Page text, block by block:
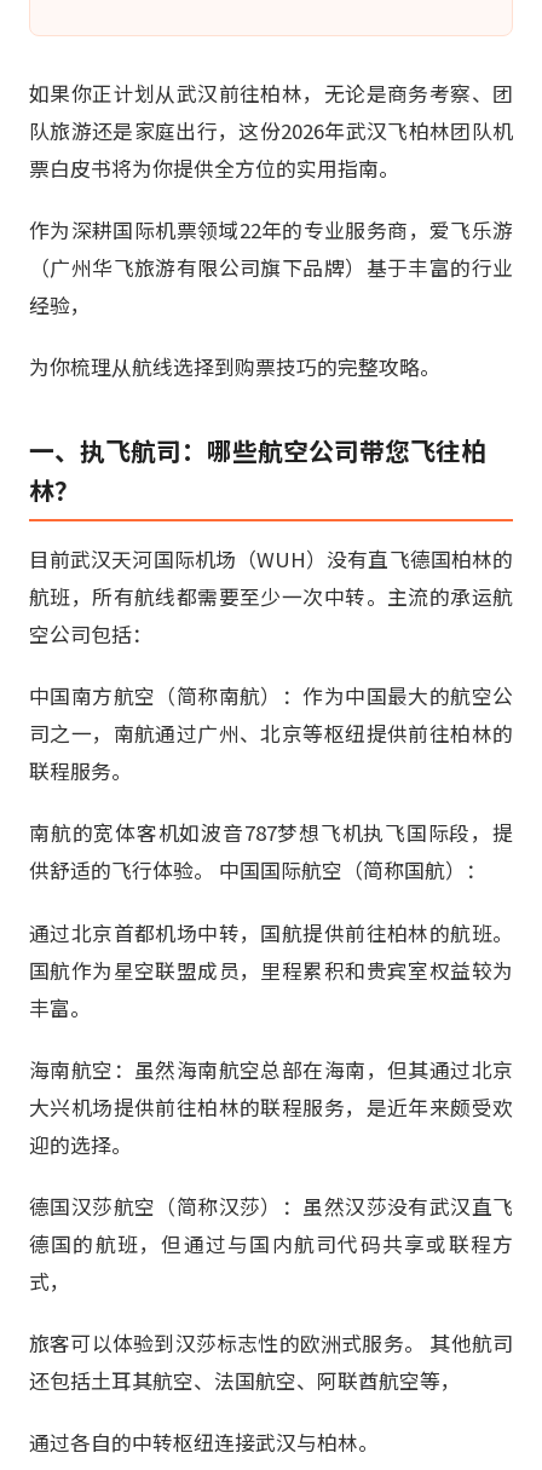
如果你正计划从武汉前往柏林，无论是商务考察、团
队旅游还是家庭出行，这份2026年武汉飞柏林团队机
票白皮书将为你提供全方位的实用指南。
作为深耕国际机票领域22年的专业服务商，爱飞乐游
（广州华飞旅游有限公司旗下品牌）基于丰富的行业
经验，
为你梳理从航线选择到购票技巧的完整攻略。
一、执飞航司：哪些航空公司带您飞往柏
林？
目前武汉天河国际机场（WUH）没有直飞德国柏林的
航班，所有航线都需要至少一次中转。主流的承运航
空公司包括：
中国南方航空（简称南航）：作为中国最大的航空公
司之一，南航通过广州、北京等枢纽提供前往柏林的
联程服务。
南航的宽体客机如波音787梦想飞机执飞国际段，提
供舒适的飞行体验。 中国国际航空（简称国航）：
通过北京首都机场中转，国航提供前往柏林的航班。
国航作为星空联盟成员，里程累积和贵宾室权益较为
丰富。
海南航空：虽然海南航空总部在海南，但其通过北京
大兴机场提供前往柏林的联程服务，是近年来颇受欢
迎的选择。
德国汉莎航空（简称汉莎）：虽然汉莎没有武汉直飞
德国的航班，但通过与国内航司代码共享或联程方
式，
旅客可以体验到汉莎标志性的欧洲式服务。 其他航司
还包括土耳其航空、法国航空、阿联酋航空等，
通过各自的中转枢纽连接武汉与柏林。